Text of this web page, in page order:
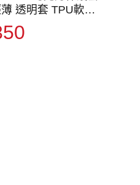
透明套 TPU軟套
發黃